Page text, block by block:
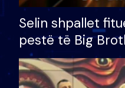
Selin shpallet
pestë të Big
çmimin e madh